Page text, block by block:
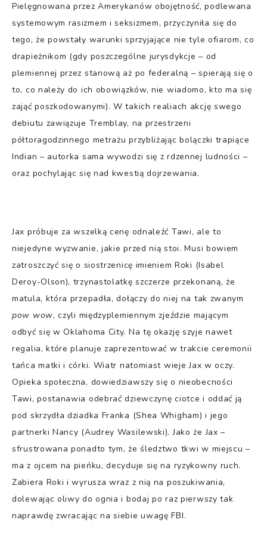
Pielęgnowana przez Amerykanów obojętność, podlewana
systemowym rasizmem i seksizmem, przyczyniła się do
tego, że powstały warunki sprzyjające nie tyle ofiarom, co
drapieżnikom (gdy poszczególne jurysdykcje – od
plemiennej przez stanową aż po federalną – spierają się o
to, co należy do ich obowiązków, nie wiadomo, kto ma się
zająć poszkodowanymi). W takich realiach akcję swego
debiutu zawiązuje Tremblay, na przestrzeni
półtoragodzinnego metrażu przybliżając bolączki trapiące
Indian – autorka sama wywodzi się z rdzennej ludności –
oraz pochylając się nad kwestią dojrzewania.
Jax próbuje za wszelką cenę odnaleźć Tawi, ale to
niejedyne wyzwanie, jakie przed nią stoi. Musi bowiem
zatroszczyć się o siostrzenicę imieniem Roki (Isabel
Deroy-Olson), trzynastolatkę szczerze przekonaną, że
matula, która przepadła, dołączy do niej na tak zwanym
pow wow, czyli międzyplemiennym zjeździe mającym
odbyć się w Oklahoma City. Na tę okazję szyje nawet
regalia, które planuje zaprezentować w trakcie ceremonii
tańca matki i córki. Wiatr natomiast wieje Jax w oczy.
Opieka społeczna, dowiedziawszy się o nieobecności
Tawi, postanawia odebrać dziewczynę ciotce i oddać ją
pod skrzydła dziadka Franka (Shea Whigham) i jego
partnerki Nancy (Audrey Wasilewski). Jako że Jax –
sfrustrowana ponadto tym, że śledztwo tkwi w miejscu –
ma z ojcem na pieńku, decyduje się na ryzykowny ruch.
Zabiera Roki i wyrusza wraz z nią na poszukiwania,
dolewając oliwy do ognia i bodaj po raz pierwszy tak
naprawdę zwracając na siebie uwagę FBI.